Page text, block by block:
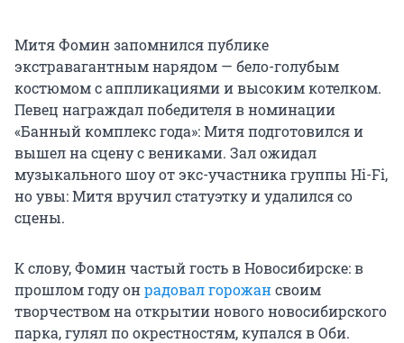
Митя Фомин запомнился публике
экстравагантным нарядом — бело-голубым
костюмом с аппликациями и высоким котелком.
Певец награждал победителя в номинации
«Банный комплекс года»: Митя подготовился и
вышел на сцену с вениками. Зал ожидал
музыкального шоу от экс-участника группы Hi-Fi,
но увы: Митя вручил статуэтку и удалился со
сцены.
К слову, Фомин частый гость в Новосибирске: в
прошлом году онрадовал горожансвоим
творчеством на открытии нового новосибирского
парка, гулял по окрестностям, купался в Оби.